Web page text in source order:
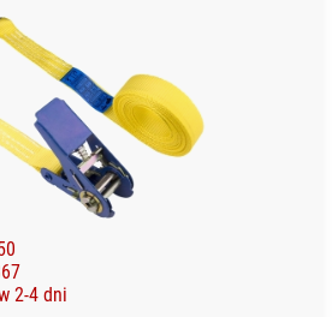
2-4 dni